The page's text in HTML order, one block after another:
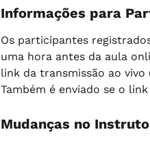
Informações para
Os participantes
uma hora antes da aula
link da transmissão ao vivo
Também é enviado se o
Mudanças no